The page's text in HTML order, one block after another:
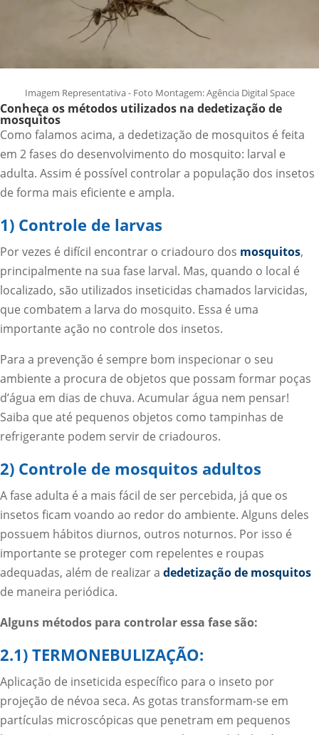
Imagem Representativa - Foto Montagem: Agência Digital Space
Conheça os métodos utilizados na dedetização de
mosquitos
Como falamos acima, a dedetização de mosquitos é feita
em 2 fases do desenvolvimento do mosquito: larval e
adulta. Assim é possível controlar a população dos insetos
de forma mais eficiente e ampla.
1) Controle de larvas
Por vezes é difícil encontrar o criadouro dos mosquitos,
principalmente na sua fase larval. Mas, quando o local é
localizado, são utilizados inseticidas chamados larvicidas,
que combatem a larva do mosquito. Essa é uma
importante ação no controle dos insetos.
Para a prevenção é sempre bom inspecionar o seu
ambiente a procura de objetos que possam formar poças
d’água em dias de chuva. Acumular água nem pensar!
Saiba que até pequenos objetos como tampinhas de
refrigerante podem servir de criadouros.
2) Controle de mosquitos adultos
A fase adulta é a mais fácil de ser percebida, já que os
insetos ficam voando ao redor do ambiente. Alguns deles
possuem hábitos diurnos, outros noturnos. Por isso é
importante se proteger com repelentes e roupas
adequadas, além de realizar a dedetização de mosquitos
de maneira periódica.
Alguns métodos para controlar essa fase são:
2.1) TERMONEBULIZAÇÃO:
Aplicação de inseticida específico para o inseto por
projeção de névoa seca. As gotas transformam-se em
partículas microscópicas que penetram em pequenos